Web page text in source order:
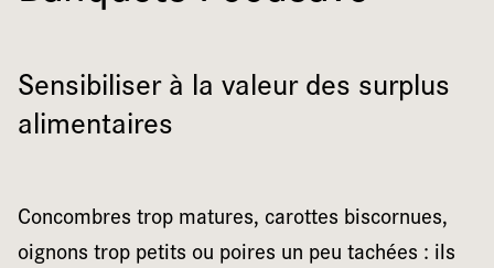
Sensibiliser à la valeur des surplus
alimentaires
Concombres trop matures, carottes biscornues,
oignons trop petits ou poires un peu tachées : ils